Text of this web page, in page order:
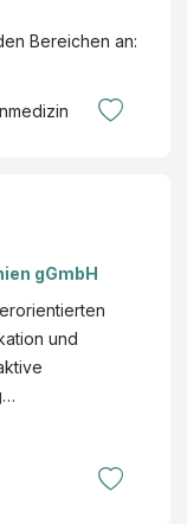
Bereichen an:
gGmbH
und